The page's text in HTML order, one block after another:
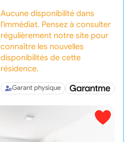
Aucune disponibilité dans
l'immédiat. Pensez à consulter
régulièrement notre site pour
connaître les nouvelles
disponibilités de cette
résidence.
Garant physique